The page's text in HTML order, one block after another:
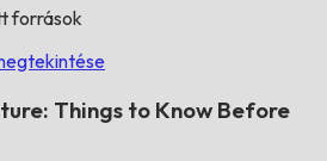
források
Things to Know Before